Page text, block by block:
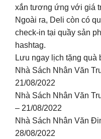
xắn tương ứng với giá
Ngoài ra, Deli còn có
check-in tại quầy sản
hashtag.
Lưu ngay lịch tặng
Nhà Sách Nhân Văn
21/08/2022
Nhà Sách Nhân Văn
– 21/08/2022
Nhà Sách Nhân Văn
28/08/2022